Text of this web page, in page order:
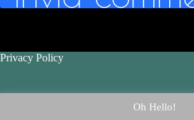
Privacy Policy
Oh Hello!